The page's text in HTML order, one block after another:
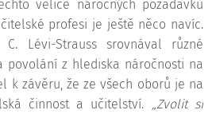
velice náročných požadavků
profesi je ještě něco navíc.
C. Lévi-Strauss srovnával různé
povolání z hlediska náročnosti na
k závěru, že ze všech oborů je na
činnost a učitelství. „Zvolit si